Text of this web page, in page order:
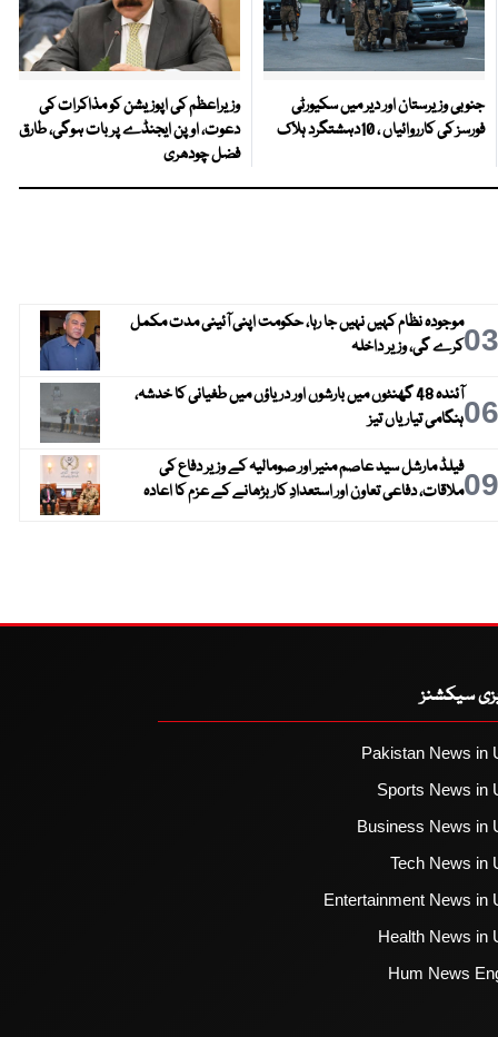
جنوبی وزیرستان اور دیر میں سکیورٹی
فورسز کی کارروائیاں ، 10دہشتگرد ہلاک
وزیراعظم کی اپوزیشن کو مذاکرات کی
دعوت، اوپن ایجنڈے پر بات ہوگی، طارق
فضل چودھری
03موجودہ نظام کہیں نہیں جا رہا، حکومت اپنی آئینی مدت مکمل
کرے گی، وزیر داخلہ
06
آئندہ 48 گھنٹوں میں بارشوں اور دریاؤں میں طغیانی کا خدشہ،
ہنگامی تیاریاں تیز
09فیلڈ مارشل سید عاصم منیر اور صومالیہ کے وزیر دفاع کی
ملاقات، دفاعی تعاون اور استعدادِ کار بڑھانے کے عزم کا اعادہ
سیکشنز
Pakistan News in
Sports News in
Business News in
Tech News in
Entertainment News in
Health News in
Hum News